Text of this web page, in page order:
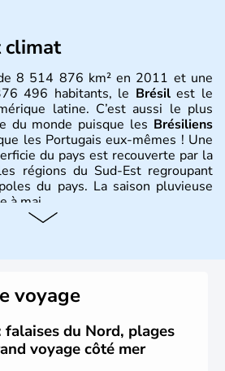
climat
8 514 876 km² en 2011 et une
496 habitants, le Brésilest le
latine. C’est aussi le plus
du monde puisque les Brésiliens
les Portugais eux-mêmes ! Une
du pays est recouverte par la
régions du Sud-Est regroupant
du pays. La saison pluvieuse
à mai.
par le portugais Cabral en
siècle, de très nombreux esclaves
une large exploitation des
pays.
voyage
falaises du Nord, plages
voyage côté mer